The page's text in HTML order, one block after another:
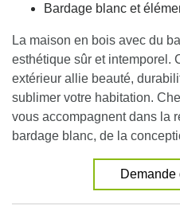
Bardage blanc et
La maison en bois avec du
esthétique sûr et intemporel .
extérieur allie beauté,
sublimer votre habitation.
vous accompagnent dans la
bardage blanc, de la
Demande